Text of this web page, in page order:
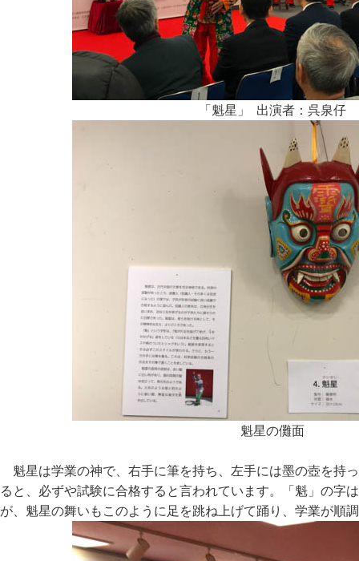
「魁星」 出演者：呉泉仔
魁星の儺面
魁星は学業の神で、右手に筆を持ち、左手には墨の壺を持
ると、必ずや試験に合格すると言われています。「魁」の字
が、魁星の舞いもこのように足を跳ね上げて踊り、学業が順